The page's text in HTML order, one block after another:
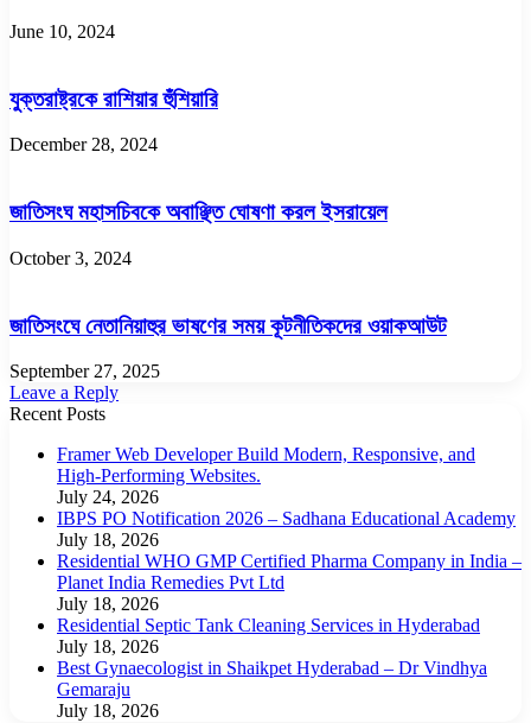
June 10, 2024
যুক্তরাষ্ট্রকে রাশিয়ার হুঁশিয়ারি
December 28, 2024
জাতিসংঘ মহাসচিবকে অবাঞ্ছিত ঘোষণা করল ইসরায়েল
October 3, 2024
জাতিসংঘে নেতানিয়াহুর ভাষণের সময় কূটনীতিকদের ওয়াকআউট
September 27, 2025
Leave a Reply
Recent Posts
Framer Web Developer Build Modern, Responsive, and
High-Performing Websites.
July 24, 2026
IBPS PO Notification 2026 – Sadhana Educational Academy
July 18, 2026
Residential WHO GMP Certified Pharma Company in India –
Planet India Remedies Pvt Ltd
July 18, 2026
Residential Septic Tank Cleaning Services in Hyderabad
July 18, 2026
Best Gynaecologist in Shaikpet Hyderabad – Dr Vindhya
Gemaraju
July 18, 2026